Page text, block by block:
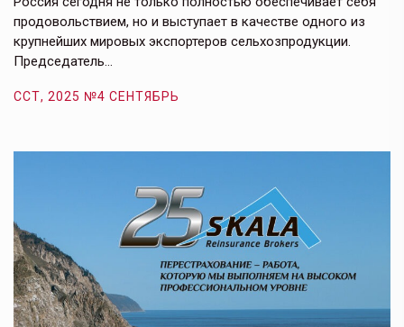
продовольствием, но и выступает в качестве одного из
крупнейших мировых экспортеров сельхозпродукции.
Председатель…
ССТ, 2025 №4 СЕНТЯБРЬ